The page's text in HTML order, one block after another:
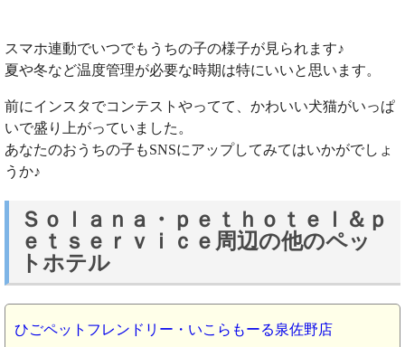
スマホ連動でいつでもうちの子の様子が見られます♪
夏や冬など温度管理が必要な時期は特にいいと思います。
前にインスタでコンテストやってて、かわいい犬猫がいっぱ
いで盛り上がっていました。
あなたのおうちの子もSNSにアップしてみてはいかがでしょ
うか♪
Ｓｏｌａｎａ・ｐｅｔｈｏｔｅｌ＆ｐ
ｅｔｓｅｒｖｉｃｅ周辺の他のペッ
トホテル
ひごペットフレンドリー・いこらもーる泉佐野店